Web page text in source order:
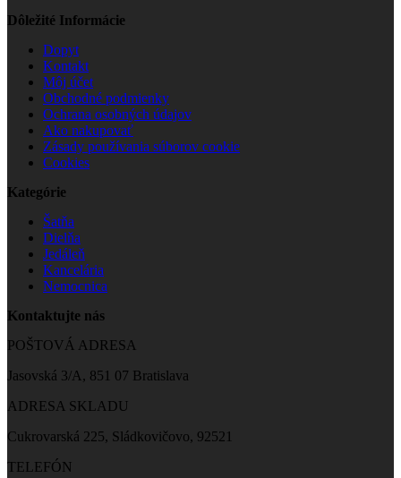
Dôležité Informácie
Dopyt
Kontakt
Môj účet
Obchodné podmienky
Ochrana osobných údajov
Ako nakupovať
Zásady používania súborov cookie
Cookies
Kategórie
Šatňa
Dielňa
Jedáleň
Kancelária
Nemocnica
Kontaktujte nás
POŠTOVÁ ADRESA
Jasovská 3/A, 851 07 Bratislava
ADRESA SKLADU
Cukrovarská 225, Sládkovičovo, 92521
TELEFÓN